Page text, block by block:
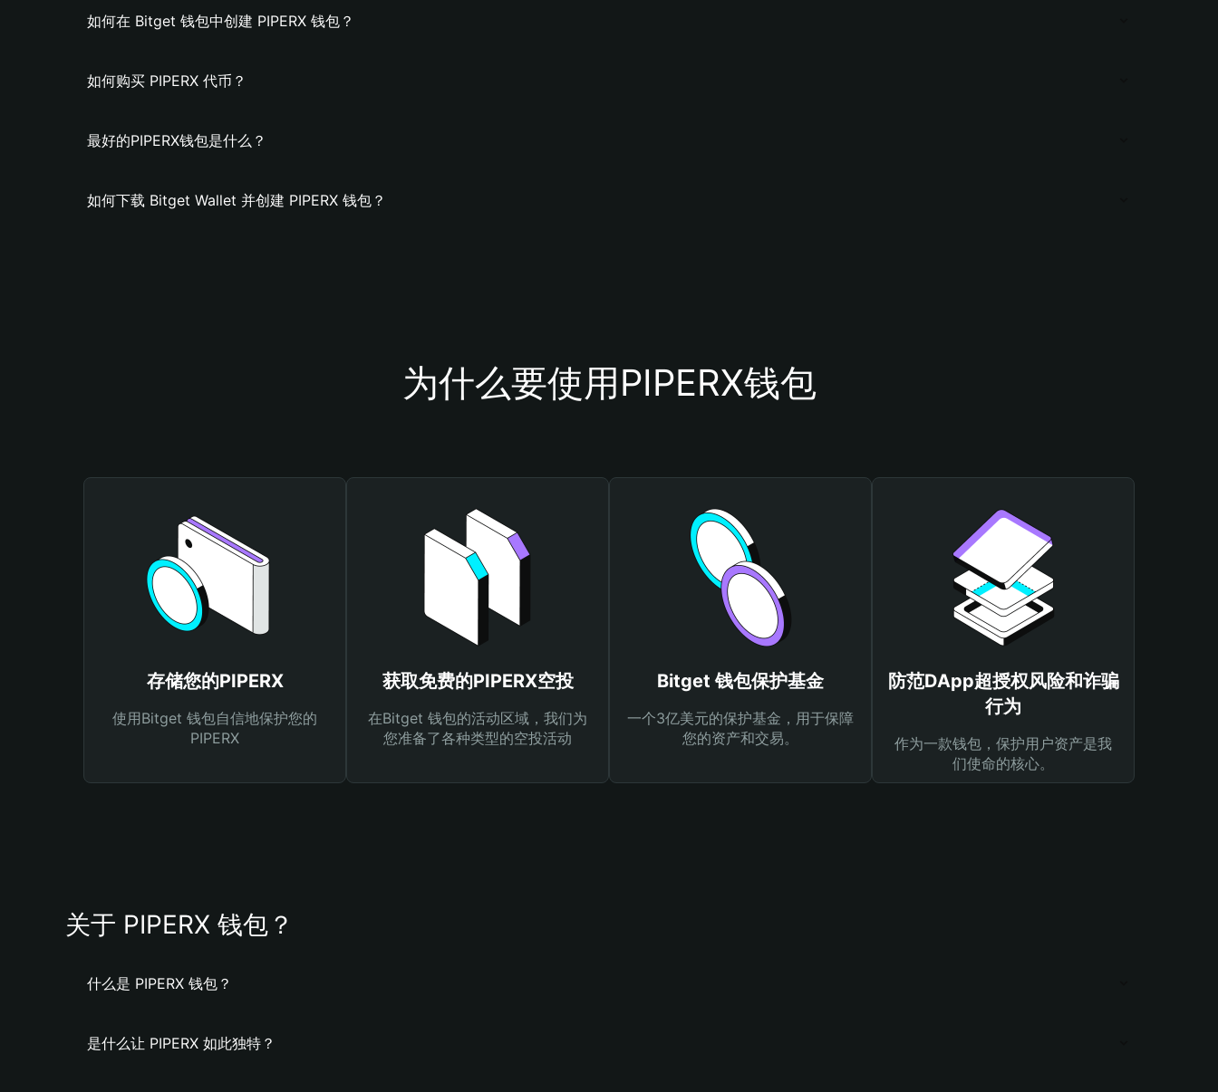
如何在 Bitget 钱包中创建 PIPERX 钱包？
如何购买 PIPERX 代币？
最好的PIPERX钱包是什么？
如何下载 Bitget Wallet 并创建 PIPERX 钱包？
为什么要使用PIPERX钱包
存储您的PIPERX
使用Bitget 钱包自信地保护您的
PIPERX
获取免费的PIPERX空投
在Bitget 钱包的活动区域，我们为
您准备了各种类型的空投活动
Bitget 钱包保护基金
一个3亿美元的保护基金，用于保障
您的资产和交易。
防范DApp超授权风险和诈骗
行为
作为一款钱包，保护用户资产是我
们使命的核心。
关于 PIPERX 钱包？
什么是 PIPERX 钱包？
是什么让 PIPERX 如此独特？